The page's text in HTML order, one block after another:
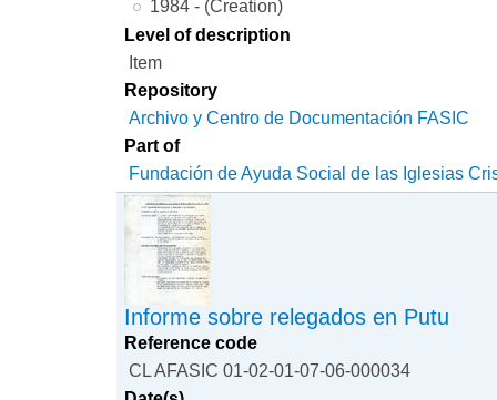
1984 - (Creation)
Level of description
Item
Repository
Archivo y Centro de Documentación FASIC
Part of
Fundación de Ayuda Social de las Iglesias
Informe sobre relegados en Putu
Reference code
CL AFASIC 01-02-01-07-06-000034